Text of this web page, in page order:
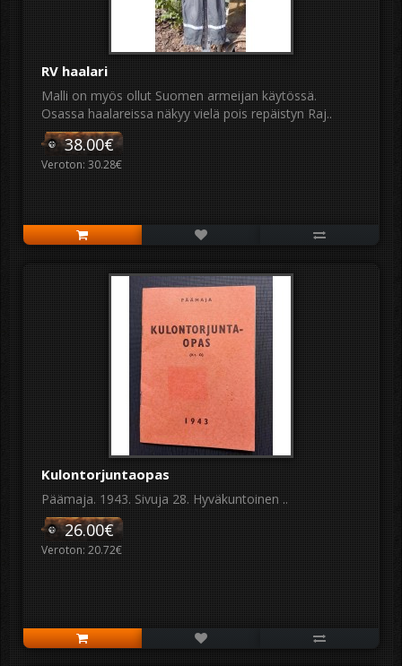
RV haalari
Malli on myös ollut Suomen armeijan käytössä.
Osassa haalareissa näkyy vielä pois repäistyn Raj..
38.00€
Veroton: 30.28€
Kulontorjuntaopas
Päämaja. 1943. Sivuja 28. Hyväkuntoinen ..
26.00€
Veroton: 20.72€